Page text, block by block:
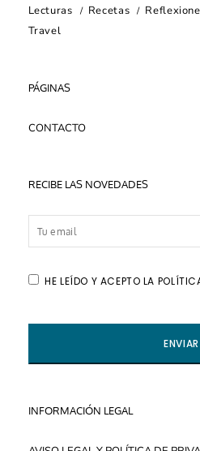
Lecturas
Recetas
Travel
PÁGINAS
CONTACTO
RECIBE LAS NOVEDADES
HE LEÍDO Y ACEPTO LA
INFORMACIÓN LEGAL